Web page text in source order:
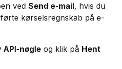
ved Send e-mail, hvis du
kørselsregnskab på e-
API-nøgle og klik på Hent